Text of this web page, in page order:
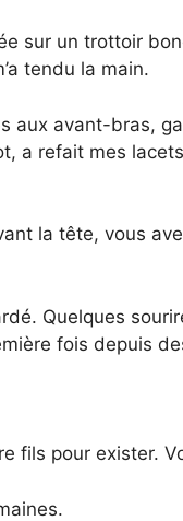
sur un trottoir
tendu la main.
aux avant-bras,
a refait mes
la tête, vous
Quelques
fois depuis
fils pour exister.